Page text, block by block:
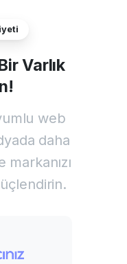
Varlık
web
daha
markanızı